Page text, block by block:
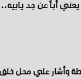
أباً عن جد
علي محل